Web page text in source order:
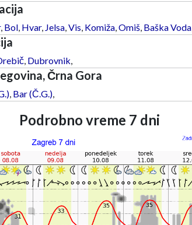
, Bol, Hvar, Jelsa, Vis Komiža, Omiš, Baška Voda,
, Dubrovnik
Črna Gora
, Bar (Č.G.),
Podrobno vreme 7 dni